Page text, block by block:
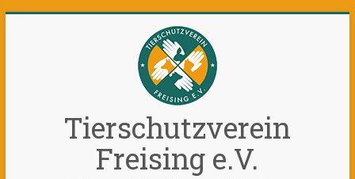
Tierschutzverein
Freising e.V.